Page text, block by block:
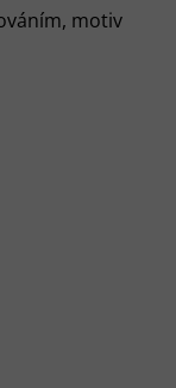
motiv